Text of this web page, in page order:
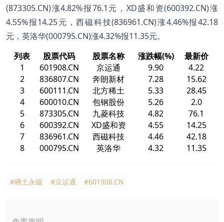
(873305.CN)涨4.82%报76.1元，XD盛和资(600392.CN)涨
4.55%报14.25元，西磁科技(836961.CN)涨4.46%报42.18
元，英洛华(000795.CN)涨4.32%报11.35元。
列表
股票代码 股票名称 涨跌幅(%)
最新价
1
601908.CN 京运通 9.90
4.22
2
836807.CN 奔朗新材 7.28
15.62
3
600111.CN 北方稀土 5.33
28.45
4
600010.CN 包钢股份 5.26
2.0
5
873305.CN 九菱科技 4.82
76.1
6
600392.CN XD盛和资 4.55
14.25
7
836961.CN 西磁科技 4.46
42.18
8
000795.CN 英洛华 4.32 11.35
#稀土永磁 #京运通 #601908.CN